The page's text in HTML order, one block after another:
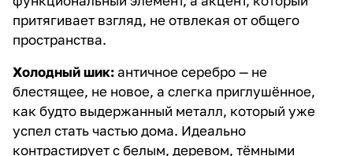
притягивает взгляд, не отвлекая от общего
пространства.
Холодный шик:античное серебро — не
блестящее, не новое, а слегка приглушённое,
как будто выдержанный металл, который уже
успел стать частью дома. Идеально
контрастирует с белым, деревом, тёмными